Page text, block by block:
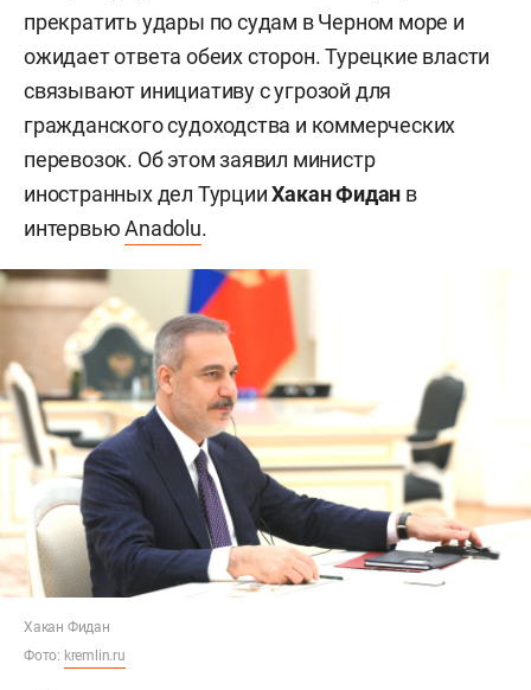
прекратить удары по судам в Черном море и
ожидает ответа обеих сторон. Турецкие власти
связывают инициативу с угрозой для
гражданского судоходства и коммерческих
перевозок. Об этом заявил министр
иностранных дел ТурцииХакан Фидан в
интервьюAnadolu.
Хакан Фидан
Фото: kremlin.ru